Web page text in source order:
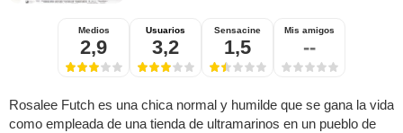
Medios
2,9
Usuarios
3,2
Sensacine
1,5
Mis amigos
--
Rosalee Futch es una chica normal y humilde que se gana la vida
como empleada de una tienda de ultramarinos en un pueblo de